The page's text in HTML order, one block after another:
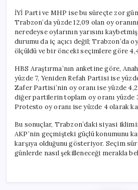
İYİ Parti ve MHP ise bu süreçte zor
Trabzon’da yüzde 12,09 olan oy
neredeyse oylarının yarısını
durumu da iç açıcı değil; Trabzon’da
ölçüldü ve bir önceki seçimlere göre
HBS Araştırma’nın anketine göre,
yüzde 7, Yeniden Refah Partisi ise
Zafer Partisi’nin oy oranı ise yüzde
diğer partilerin toplam oy oranı yüzde
Protesto oy oranı ise yüzde 4 olarak
Bu sonuçlar, Trabzon’daki siyasi
AKP’nin geçmişteki güçlü konumunu
karşıya olduğunu gösteriyor. Seçim
günlerde nasıl şekilleneceği merakla